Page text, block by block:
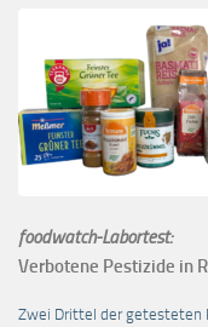
foodwatch-Labortest:
Verbotene Pestizide in
Zwei Drittel der getesteten